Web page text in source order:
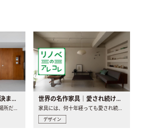
キッチンはレイアウトで決まる。後悔しないための考え方と選び方 世界の名作家具｜愛され続ける理由と一生モノとの出会い方
デザイン